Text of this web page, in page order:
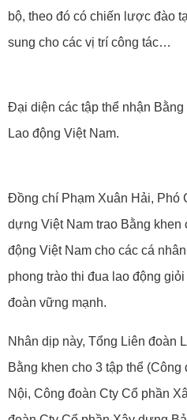
bộ, theo đó có chiến lược đào
sung cho các vị trí công tác…
Đại diện các tập thể nhận
Lao động Việt Nam.
Đồng chí Phạm Xuân Hải, Phó
dựng Việt Nam trao Bằng khen
động Việt Nam cho các cá
phong trào thi đua lao động
đoàn vững mạnh.
Nhân dịp này, Tổng Liên đoàn
Bằng khen cho 3 tập thể
Nội, Công đoàn Cty Cổ phần